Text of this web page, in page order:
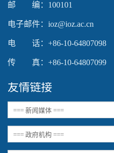
邮 编：100101
电子邮件：ioz@ioz.ac.cn
电 话：+86-10-64807098
传 真：+86-10-64807099
友情链接